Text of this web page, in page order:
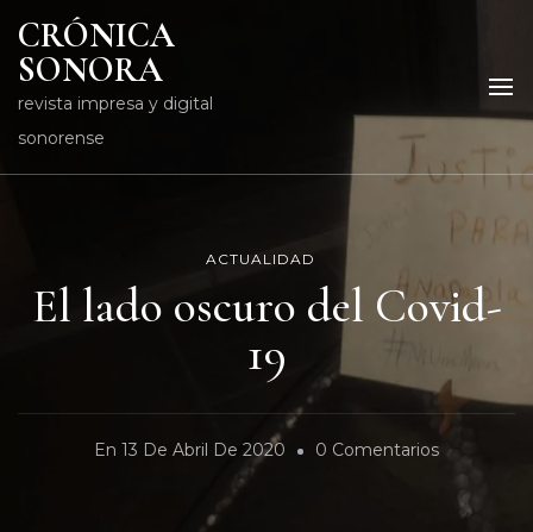
CRÓNICA
SONORA
revista impresa y digital
sonorense
ACTUALIDAD
El lado oscuro del Covid-
19
En 13 De Abril De 2020 0 ComentariosEn
Lado